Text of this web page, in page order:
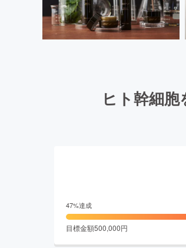
ヒト幹細
47%達成
目標金額500,000円